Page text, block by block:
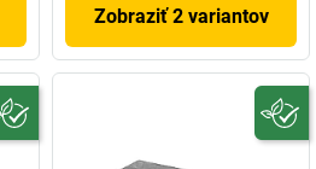
Zobraziť 2 variantov